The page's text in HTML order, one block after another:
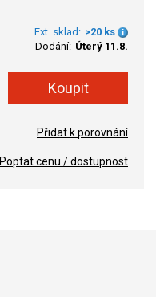
Ext. sklad: >20 ks
Dodání: Úterý 11.8.
Přidat k porovnání
Poptat cenu / dostupnost